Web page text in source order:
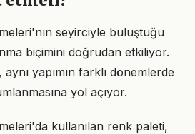
seyirciyle buluştuğu
biçimini doğrudan etkiliyor.
yapımın farklı dönemlerde
yol açıyor.
kullanılan renk paleti,